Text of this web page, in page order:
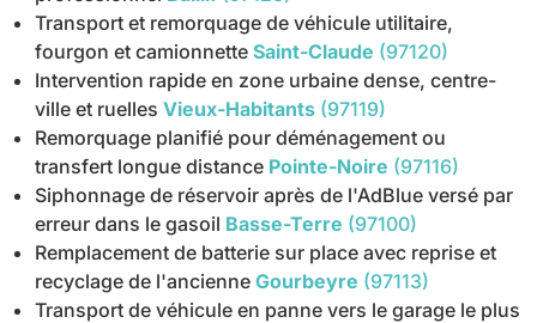
Transport et remorquage de véhicule utilitaire,
fourgon et camionnette Saint-Claude (97120)
Intervention rapide en zone urbaine dense, centre-
ville et ruelles Vieux-Habitants (97119)
Remorquage planifié pour déménagement ou
transfert longue distance Pointe-Noire (97116)
Siphonnage de réservoir après de l'AdBlue versé par
erreur dans le gasoil Basse-Terre (97100)
Remplacement de batterie sur place avec reprise et
recyclage de l'ancienne Gourbeyre (97113)
Transport de véhicule en panne vers le garage le plus